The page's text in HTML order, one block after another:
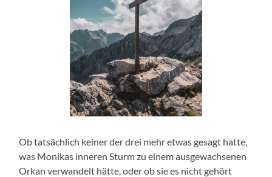
Ob tatsächlich keiner der drei mehr etwas gesagt hatte,
was Monikas inneren Sturm zu einem ausgewachsenen
Orkan verwandelt hätte, oder ob sie es nicht gehört